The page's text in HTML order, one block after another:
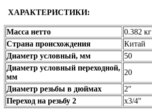
ХАРАКТЕРИСТИКИ:
Масса нетто
0.382 кг
Страна происхождения
Китай
Диаметр условный, мм
50
Диаметр условный переходной,
мм
20
Диаметр резьбы в дюймах
2"
Переход на резьбу 2
х3/4"